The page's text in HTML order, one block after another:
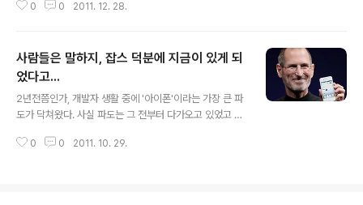
og 파일이 txt 면서 되게 큰 파일인 경우가 종종 생기는데,
et~ ^^ 근데, 정품인증 2번까지만 되는건 좀 너무했다 ;;;;
0 0 2011. 12. 28.
사람들은 말하지, 잡스 덕분에 지금이 있게 되
었다고...
2년전쯤인가, 개발자 생활 중에 '아이폰'이라는 가장 큰 파
도가 닥쳐왔다. 사실 파도는 그 전부터 다가오고 있었고 내
름도 실력도 없는 개발자이긴 하나, 아이폰이라는 존재는
0 0 2011. 10. 29.